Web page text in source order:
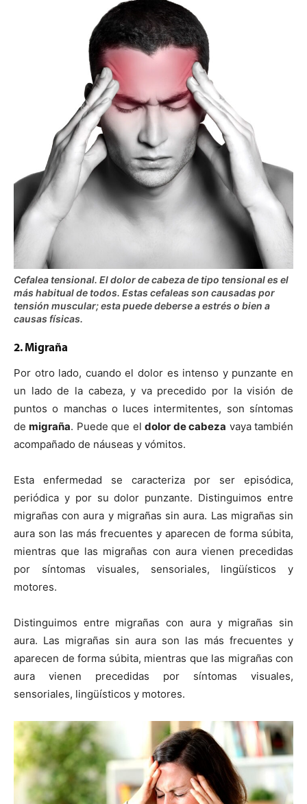
Cefalea tensional. El dolor de cabeza de tipo tensional es el
más habitual de todos. Estas cefaleas son causadas por
tensión muscular; esta puede deberse a estrés o bien a
causas físicas.
2. Migraña
Por otro lado, cuando el dolor es intenso y punzante en
un lado de la cabeza, y va precedido por la visión de
puntos o manchas o luces intermitentes, son síntomas
demigraña. Puede que eldolor de cabeza vaya también
acompañado de náuseas y vómitos.
Esta enfermedad se caracteriza por ser episódica,
periódica y por su dolor punzante. Distinguimos entre
migrañas con aura y migrañas sin aura. Las migrañas sin
aura son las más frecuentes y aparecen de forma súbita,
mientras que las migrañas con aura vienen precedidas
por síntomas visuales, sensoriales, lingüísticos y
motores.
Distinguimos entre migrañas con aura y migrañas sin
aura. Las migrañas sin aura son las más frecuentes y
aparecen de forma súbita, mientras que las migrañas con
aura vienen precedidas por síntomas visuales,
sensoriales, lingüísticos y motores.